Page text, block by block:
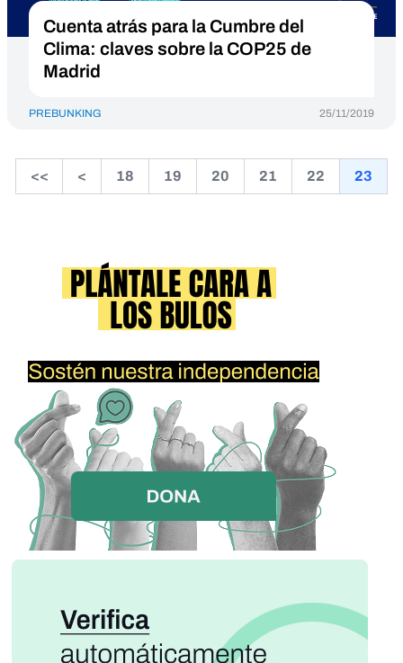
Cuenta atrás para la Cumbre del
Clima: claves sobre la COP25 de
Madrid
PREBUNKING 25/11/2019
<< < 18 19 20 21 22 23